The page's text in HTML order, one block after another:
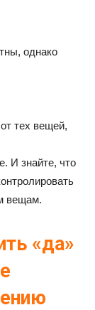
однако
тех вещей,
И знайте, что
вещам.
«да»